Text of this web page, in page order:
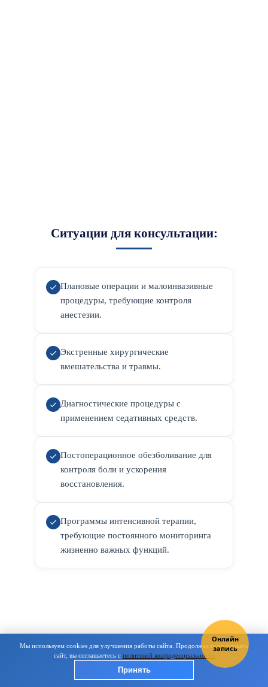
Ситуации для консультации:
Плановые операции и малоинвазивные
процедуры, требующие контроля
анестезии.
Экстренные хирургические
вмешательства и травмы.
Диагностические процедуры с
применением седативных средств.
Постоперационное обезболивание для
контроля боли и ускорения
восстановления.
Программы интенсивной терапии,
требующие постоянного мониторинга
жизненно важных функций.
Преимущества
Мы используем cookies для улучшения работы сайта. Продолжая использовать
сайт, вы соглашаетесь с политикой конфиденциальности
Принять